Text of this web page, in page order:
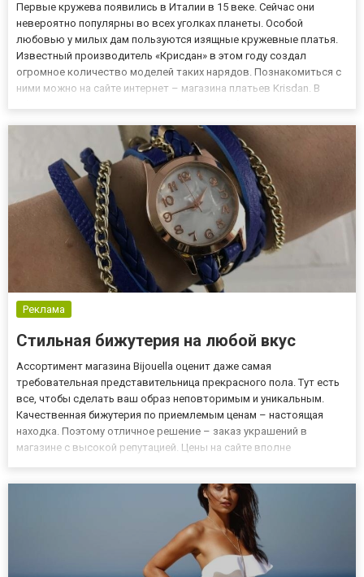
Первые кружева появились в Италии в 15 веке. Сейчас они
невероятно популярны во всех уголках планеты. Особой
любовью у милых дам пользуются изящные кружевные платья.
Известный производитель «Крисдан» в этом году создал
огромное количество моделей таких нарядов. Познакомиться с
ними можно на сайте интернет – магазина платьев Krisdan. В
Реклама
Стильная бижутерия на любой вкус
Ассортимент магазина Bijouella оценит даже самая
требовательная представительница прекрасного пола. Тут есть
все, чтобы сделать ваш образ неповторимым и уникальным.
Качественная бижутерия по приемлемым ценам – настоящая
находка. Поэтому отличное решение – заказ украшений в
магазине с высокой репутацией. Цены на сайте вполне